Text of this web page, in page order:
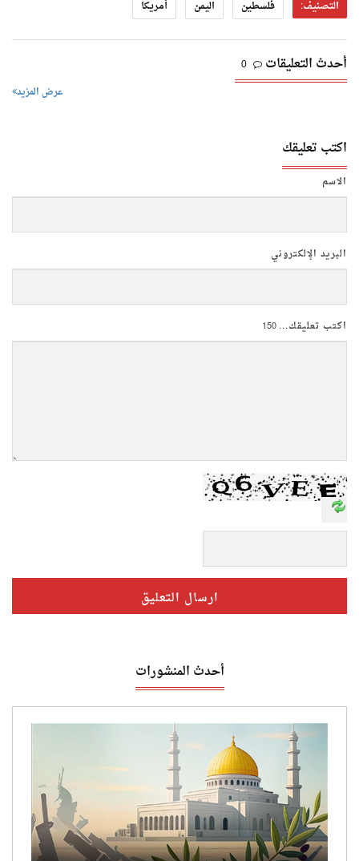
التصنيف: فلسطين اليمن أمريكا
أحدث التعليقات 0
عرض المزيد
اكتب تعليقك
الاسم
البريد الإلكتروني
اكتب تعليقك...150
أحدث المنشورات